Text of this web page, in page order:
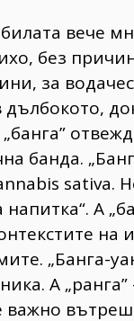
вече
без
за
дълбокото,
банда.
sativa.
А
„Банга-
А
важно